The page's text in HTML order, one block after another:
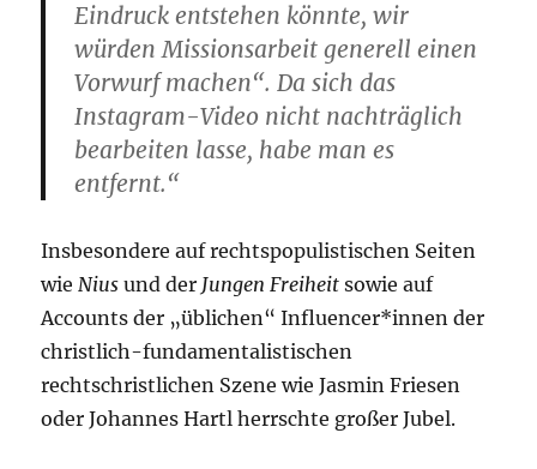
Eindruck entstehen könnte, wir
würden Missionsarbeit generell einen
Vorwurf machen“. Da sich das
Instagram-Video nicht nachträglich
bearbeiten lasse, habe man es
entfernt.“
Insbesondere auf rechtspopulistischen Seiten
wieNius und der Jungen Freiheit sowie auf
Accounts der „üblichen“ Influencer*innen der
christlich-fundamentalistischen
rechtschristlichen Szene wie Jasmin Friesen
oder Johannes Hartl herrschte großer Jubel.